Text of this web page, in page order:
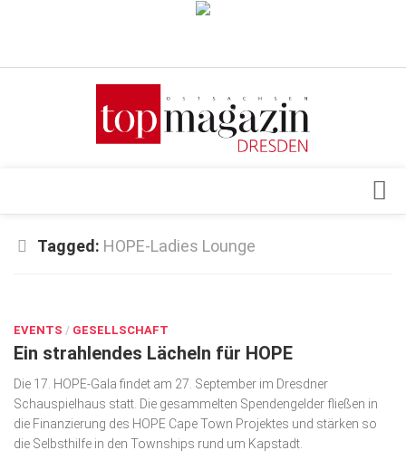
Verkaufsstellen
Top Gesundheitsforum Dresden / Ostsachsen
Geschäft
gesund & schön
Gesellschaft
Kunst & Kultur
Tagged: HOPE-Ladies Lounge
EVENTS / GESELLSCHAFT
Ein strahlendes Lächeln für HOPE
Die 17. HOPE-Gala findet am 27. September im Dresdner
Schauspielhaus statt. Die gesammelten Spendengelder fließen in
die Finanzierung des HOPE Cape Town Projektes und stärken so
die Selbsthilfe in den Townships rund um Kapstadt.